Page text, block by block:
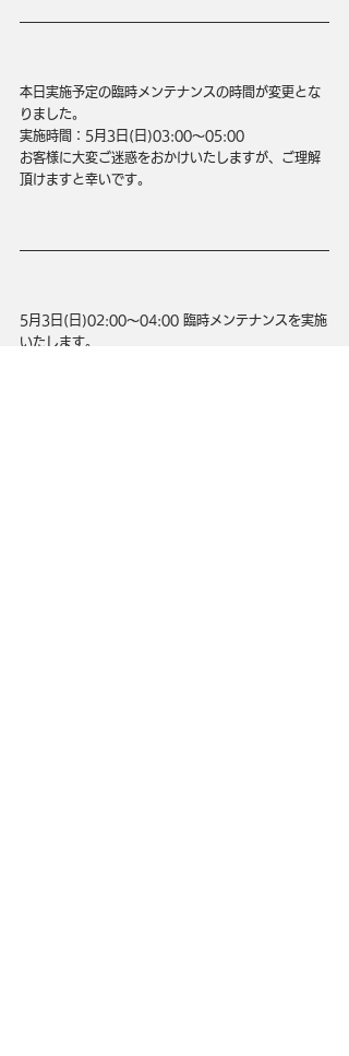
本日実施予定の臨時メンテナンスの時間が変更とな
りました。
実施時間： 5月3日(日)03:00～05:00
お客様に大変ご迷惑をおかけいたしますが、ご理解
頂けますと幸いです。
5月3日(日)02:00～04:00 臨時メンテナンスを実施
いたします。